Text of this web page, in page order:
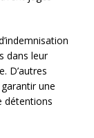
dans leur
D’autres
une
détentions